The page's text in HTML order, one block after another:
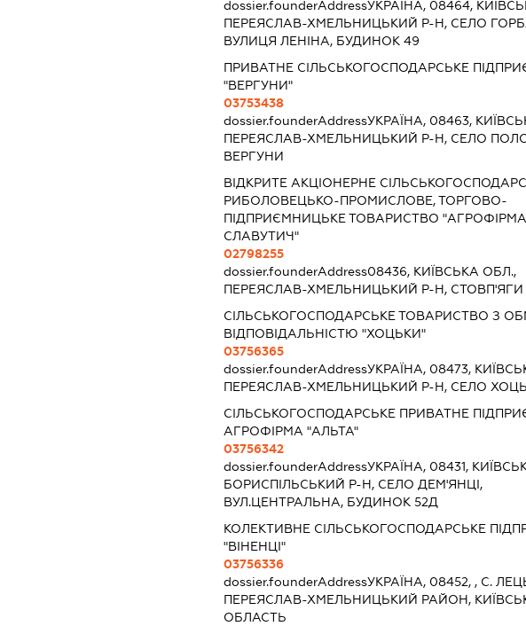
dossier.founderAddressУКРАЇНА, 08464,
ПЕРЕЯСЛАВ-ХМЕЛЬНИЦЬКИЙ Р-Н, СЕЛО
ВУЛИЦЯ ЛЕНІНА, БУДИНОК 49
ПРИВАТНЕ СІЛЬСЬКОГОСПОДАРСЬКЕ
"ВЕРГУНИ"
03753438
dossier.founderAddressУКРАЇНА, 08463,
ПЕРЕЯСЛАВ-ХМЕЛЬНИЦЬКИЙ Р-Н, СЕЛО
ВЕРГУНИ
ВІДКРИТЕ АКЦІОНЕРНЕ
РИБОЛОВЕЦЬКО-ПРОМИСЛОВЕ, ТОРГОВО-
ПІДПРИЄМНИЦЬКЕ ТОВАРИСТВО "АГРОФІРМА
СЛАВУТИЧ"
02798255
dossier.founderAddress08436, КИЇВСЬКА ОБЛ.,
ПЕРЕЯСЛАВ-ХМЕЛЬНИЦЬКИЙ Р-Н, СТОВП'ЯГИ
СІЛЬСЬКОГОСПОДАРСЬКЕ ТОВАРИСТВО З
ВІДПОВІДАЛЬНІСТЮ "ХОЦЬКИ"
03756365
dossier.founderAddressУКРАЇНА, 08473,
ПЕРЕЯСЛАВ-ХМЕЛЬНИЦЬКИЙ Р-Н, СЕЛО
СІЛЬСЬКОГОСПОДАРСЬКЕ ПРИВАТНЕ
АГРОФІРМА "АЛЬТА"
03756342
dossier.founderAddressУКРАЇНА, 08431,
БОРИСПІЛЬСЬКИЙ Р-Н, СЕЛО ДЕМ'ЯНЦІ,
ВУЛ.ЦЕНТРАЛЬНА, БУДИНОК 52Д
КОЛЕКТИВНЕ СІЛЬСЬКОГОСПОДАРСЬКЕ
"ВІНЕНЦІ"
03756336
dossier.founderAddressУКРАЇНА, 08452, , С.
ПЕРЕЯСЛАВ-ХМЕЛЬНИЦЬКИЙ РАЙОН,
ОБЛАСТЬ